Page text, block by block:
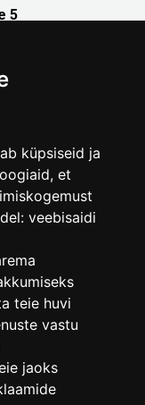
küpsiseid ja
et
veebisaidi
teie huvi
vastu
jaoks
5